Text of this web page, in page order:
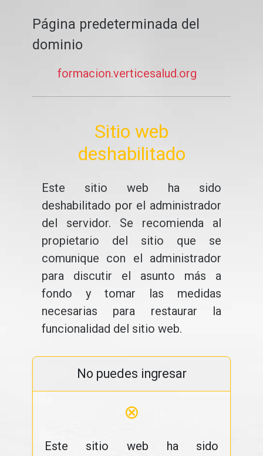
Página predeterminada del
dominio
formacion.verticesalud.org
Sitio web
deshabilitado
Este sitio web ha sido
deshabilitado por el administrador
del servidor. Se recomienda al
propietario del sitio que se
comunique con el administrador
para discutir el asunto más a
fondo y tomar las medidas
necesarias para restaurar la
funcionalidad del sitio web.
No puedes ingresar
⊗
Este sitio web ha sido